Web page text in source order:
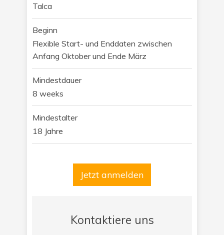
Talca
Beginn
Flexible Start- und Enddaten zwischen
Anfang Oktober und Ende März
Mindestdauer
8 weeks
Mindestalter
18 Jahre
Jetzt anmelden
Kontaktiere uns